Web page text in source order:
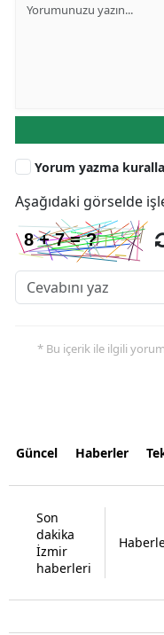
Yorum yazma
Aşağıdaki görselde
* Bu içerik ile ilgili
Güncel Haberler
Son
dakika
İzmir
haberleri